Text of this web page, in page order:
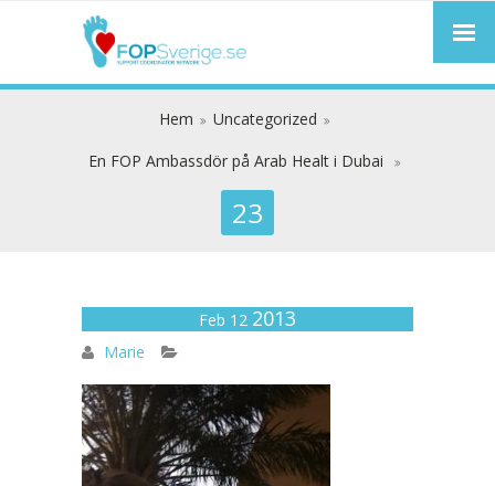
Hem
Uncategorized
En FOP Ambassdör på Arab Healt i Dubai
23
Feb 12 2013
Marie